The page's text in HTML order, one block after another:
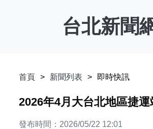
台北新聞
首頁 新聞列表 即時快訊
2026年4月大台北地區捷
發布時間：2026/05/22 12:01